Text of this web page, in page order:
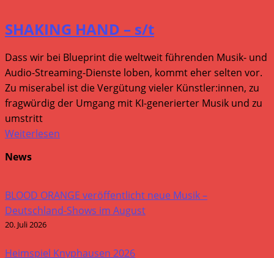
SHAKING HAND – s/t
Dass wir bei Blueprint die weltweit führenden Musik- und
Audio-Streaming-Dienste loben, kommt eher selten vor.
Zu miserabel ist die Vergütung vieler Künstler:innen, zu
fragwürdig der Umgang mit KI-generierter Musik und zu
umstritt
Weiterlesen
News
BLOOD ORANGE veröffentlicht neue Musik –
Deutschland-Shows im August
20. Juli 2026
Heimspiel Knyphausen 2026